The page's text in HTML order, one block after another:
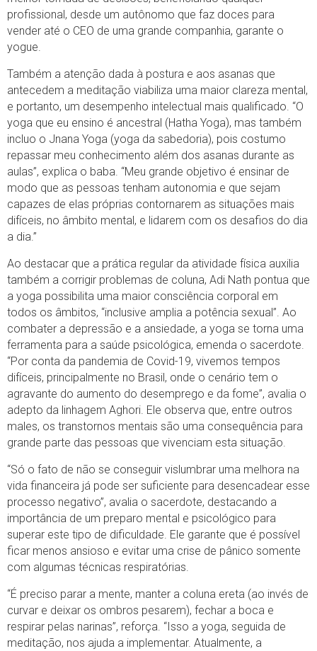
profissional, desde um autônomo que faz doces para
vender até o CEO de uma grande companhia, garante o
yogue.
Também a atenção dada à postura e aos asanas que
antecedem a meditação viabiliza uma maior clareza mental,
e portanto, um desempenho intelectual mais qualificado. “O
yoga que eu ensino é ancestral (Hatha Yoga), mas também
incluo o Jnana Yoga (yoga da sabedoria), pois costumo
repassar meu conhecimento além dos asanas durante as
aulas”, explica o baba. “Meu grande objetivo é ensinar de
modo que as pessoas tenham autonomia e que sejam
capazes de elas próprias contornarem as situações mais
difíceis, no âmbito mental, e lidarem com os desafios do dia
a dia.”
Ao destacar que a prática regular da atividade física auxilia
também a corrigir problemas de coluna, Adi Nath pontua que
a yoga possibilita uma maior consciência corporal em
todos os âmbitos, “inclusive amplia a potência sexual”. Ao
combater a depressão e a ansiedade, a yoga se torna uma
ferramenta para a saúde psicológica, emenda o sacerdote.
“Por conta da pandemia de Covid-19, vivemos tempos
difíceis, principalmente no Brasil, onde o cenário tem o
agravante do aumento do desemprego e da fome”, avalia o
adepto da linhagem Aghori. Ele observa que, entre outros
males, os transtornos mentais são uma consequência para
grande parte das pessoas que vivenciam esta situação.
“Só o fato de não se conseguir vislumbrar uma melhora na
vida financeira já pode ser suficiente para desencadear esse
processo negativo”, avalia o sacerdote, destacando a
importância de um preparo mental e psicológico para
superar este tipo de dificuldade. Ele garante que é possível
ficar menos ansioso e evitar uma crise de pânico somente
com algumas técnicas respiratórias.
“É preciso parar a mente, manter a coluna ereta (ao invés de
curvar e deixar os ombros pesarem), fechar a boca e
respirar pelas narinas”, reforça. “Isso a yoga, seguida de
meditação, nos ajuda a implementar. Atualmente, a